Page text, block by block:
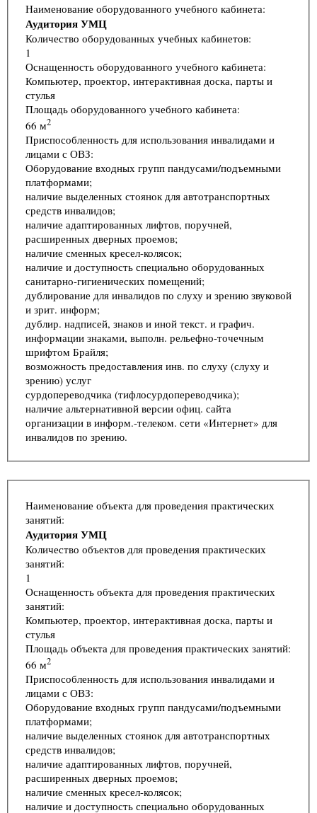
Наименование оборудованного учебного кабинета:
Аудитория УМЦ
Количество оборудованных учебных кабинетов:
1
Оснащенность оборудованного учебного кабинета:
Компьютер, проектор, интерактивная доска, парты и
стулья
Площадь оборудованного учебного кабинета:
66 м2
Приспособленность для использования инвалидами и
лицами с ОВЗ:
Оборудование входных групп пандусами/подъемными
платформами;
наличие выделенных стоянок для автотранспортных
средств инвалидов;
наличие адаптированных лифтов, поручней,
расширенных дверных проемов;
наличие сменных кресел-колясок;
наличие и доступность специально оборудованных
санитарно-гигиенических помещений;
дублирование для инвалидов по слуху и зрению звуковой
и зрит. информ;
дублир. надписей, знаков и иной текст. и графич.
информации знаками, выполн. рельефно-точечным
шрифтом Брайля;
возможность предоставления инв. по слуху (слуху и
зрению) услуг
сурдопереводчика (тифлосурдопереводчика);
наличие альтернативной версии офиц. сайта
организации в информ.-телеком. сети «Интернет» для
инвалидов по зрению.
Наименование объекта для проведения практических
занятий:
Аудитория УМЦ
Количество объектов для проведения практических
занятий:
1
Оснащенность объекта для проведения практических
занятий:
Компьютер, проектор, интерактивная доска, парты и
стулья
Площадь объекта для проведения практических занятий:
66 м2
Приспособленность для использования инвалидами и
лицами с ОВЗ:
Оборудование входных групп пандусами/подъемными
платформами;
наличие выделенных стоянок для автотранспортных
средств инвалидов;
наличие адаптированных лифтов, поручней,
расширенных дверных проемов;
наличие сменных кресел-колясок;
наличие и доступность специально оборудованных